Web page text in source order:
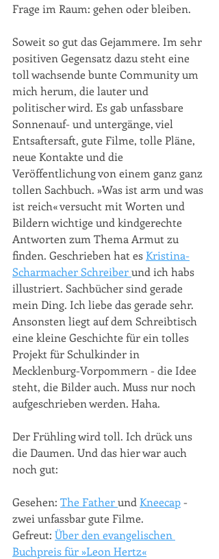
Frage im Raum: gehen oder bleiben.
Soweit so gut das Gejammere. Im sehr
positiven Gegensatz dazu steht eine
toll wachsende bunte Community um
mich herum, die lauter und
politischer wird. Es gab unfassbare
Sonnenauf- und untergänge, viel
Entsaftersaft, gute Filme, tolle Pläne,
neue Kontakte und die
Veröffentlichung von einem ganz ganz
tollen Sachbuch. »Was ist arm und was
ist reich« versucht mit Worten und
Bildern wichtige und kindgerechte
Antworten zum Thema Armut zu
finden. Geschrieben hat es Kristina-
Scharmacher Schreiber und ich habs
illustriert. Sachbücher sind gerade
mein Ding. Ich liebe das gerade sehr.
Ansonsten liegt auf dem Schreibtisch
eine kleine Geschichte für ein tolles
Projekt für Schulkinder in
Mecklenburg-Vorpommern - die Idee
steht, die Bilder auch. Muss nur noch
aufgeschrieben werden. Haha.
Der Frühling wird toll. Ich drück uns
die Daumen. Und das hier war auch
noch gut:
Gesehen: The Father und Kneecap -
zwei unfassbar gute Filme.
Gefreut: Über den evangelischen
Buchpreis für »Leon Hertz«